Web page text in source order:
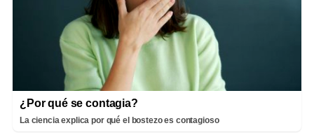
¿Por qué se contagia?
La ciencia explica por qué el bostezo es contagioso